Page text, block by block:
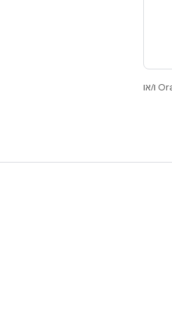
.‏ Java ו-OpenJDK הם סימנים מסחריים או סימנים מסחריים רשומים של חברת Oracle ו/או